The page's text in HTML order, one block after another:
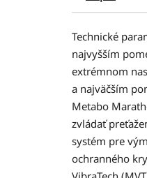
Technické
najvyšším
extrémnom
a najväčším
Metabo
zvládať
systém pre
ochranného